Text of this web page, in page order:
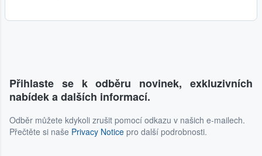
Přihlaste se k odběru novinek, exkluzivních
nabídek a dalších informací.
Odběr můžete kdykoli zrušit pomocí odkazu v našich e-mailech.
Přečtěte si naše Privacy Notice pro další podrobnosti.